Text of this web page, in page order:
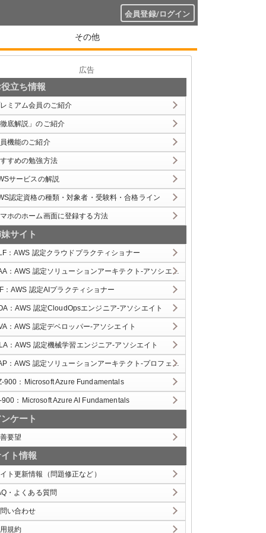
会員登録/ログイン
その他
広告
立ち情報
ミアム会員のご紹介
徹底解説」のご紹介
機能のご紹介
すめの勉強方法
サービスの解説
認定資格の種類・対象者・受験料・合格ライン
ホのホーム画面に登録する方法
サイト
：AWS 認定クラウドプラクティショナー
：AWS 認定ソリューションアーキテクト-アソシエイト
：AWS 認定AIプラクティショナー
：AWS 認定CloudOpsエンジニア-アソシエイト
：AWS 認定デベロッパー-アソシエイト
：AWS 認定機械学習エンジニア-アソシエイト
：AWS 認定ソリューションアーキテクト-プロフェッショナル
900：Microsoft Azure Fundamentals
900：Microsoft Azure AI Fundamentals
ケート
要望
ト情報
ト更新情報（問題修正など）
・よくある質問
い合わせ
規約